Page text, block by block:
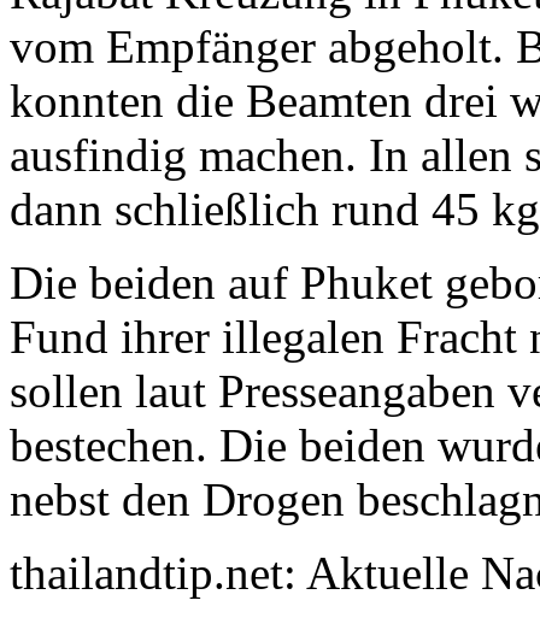
vom Empfänger abgeholt.
konnten die Beamten drei
ausfindig machen. In allen
dann schließlich rund 45
Die beiden auf Phuket
Fund ihrer illegalen Fracht
sollen laut Presseangaben
bestechen. Die beiden
nebst den Drogen
thailandtip.net: Aktuelle